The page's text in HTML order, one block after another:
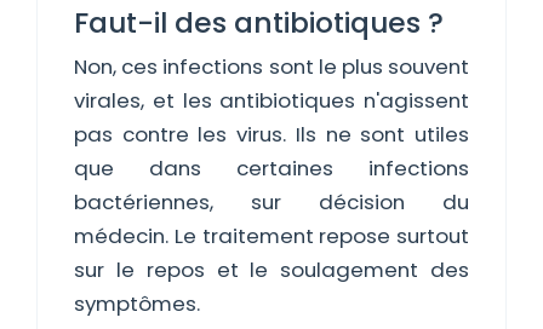
Faut-il des antibiotiques ?
Non, ces infections sont le plus souvent
virales, et les antibiotiques n'agissent
pas contre les virus. Ils ne sont utiles
que dans certaines infections
bactériennes, sur décision du
médecin. Le traitement repose surtout
sur le repos et le soulagement des
symptômes.